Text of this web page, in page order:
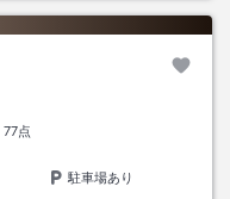
77点
駐車場あり